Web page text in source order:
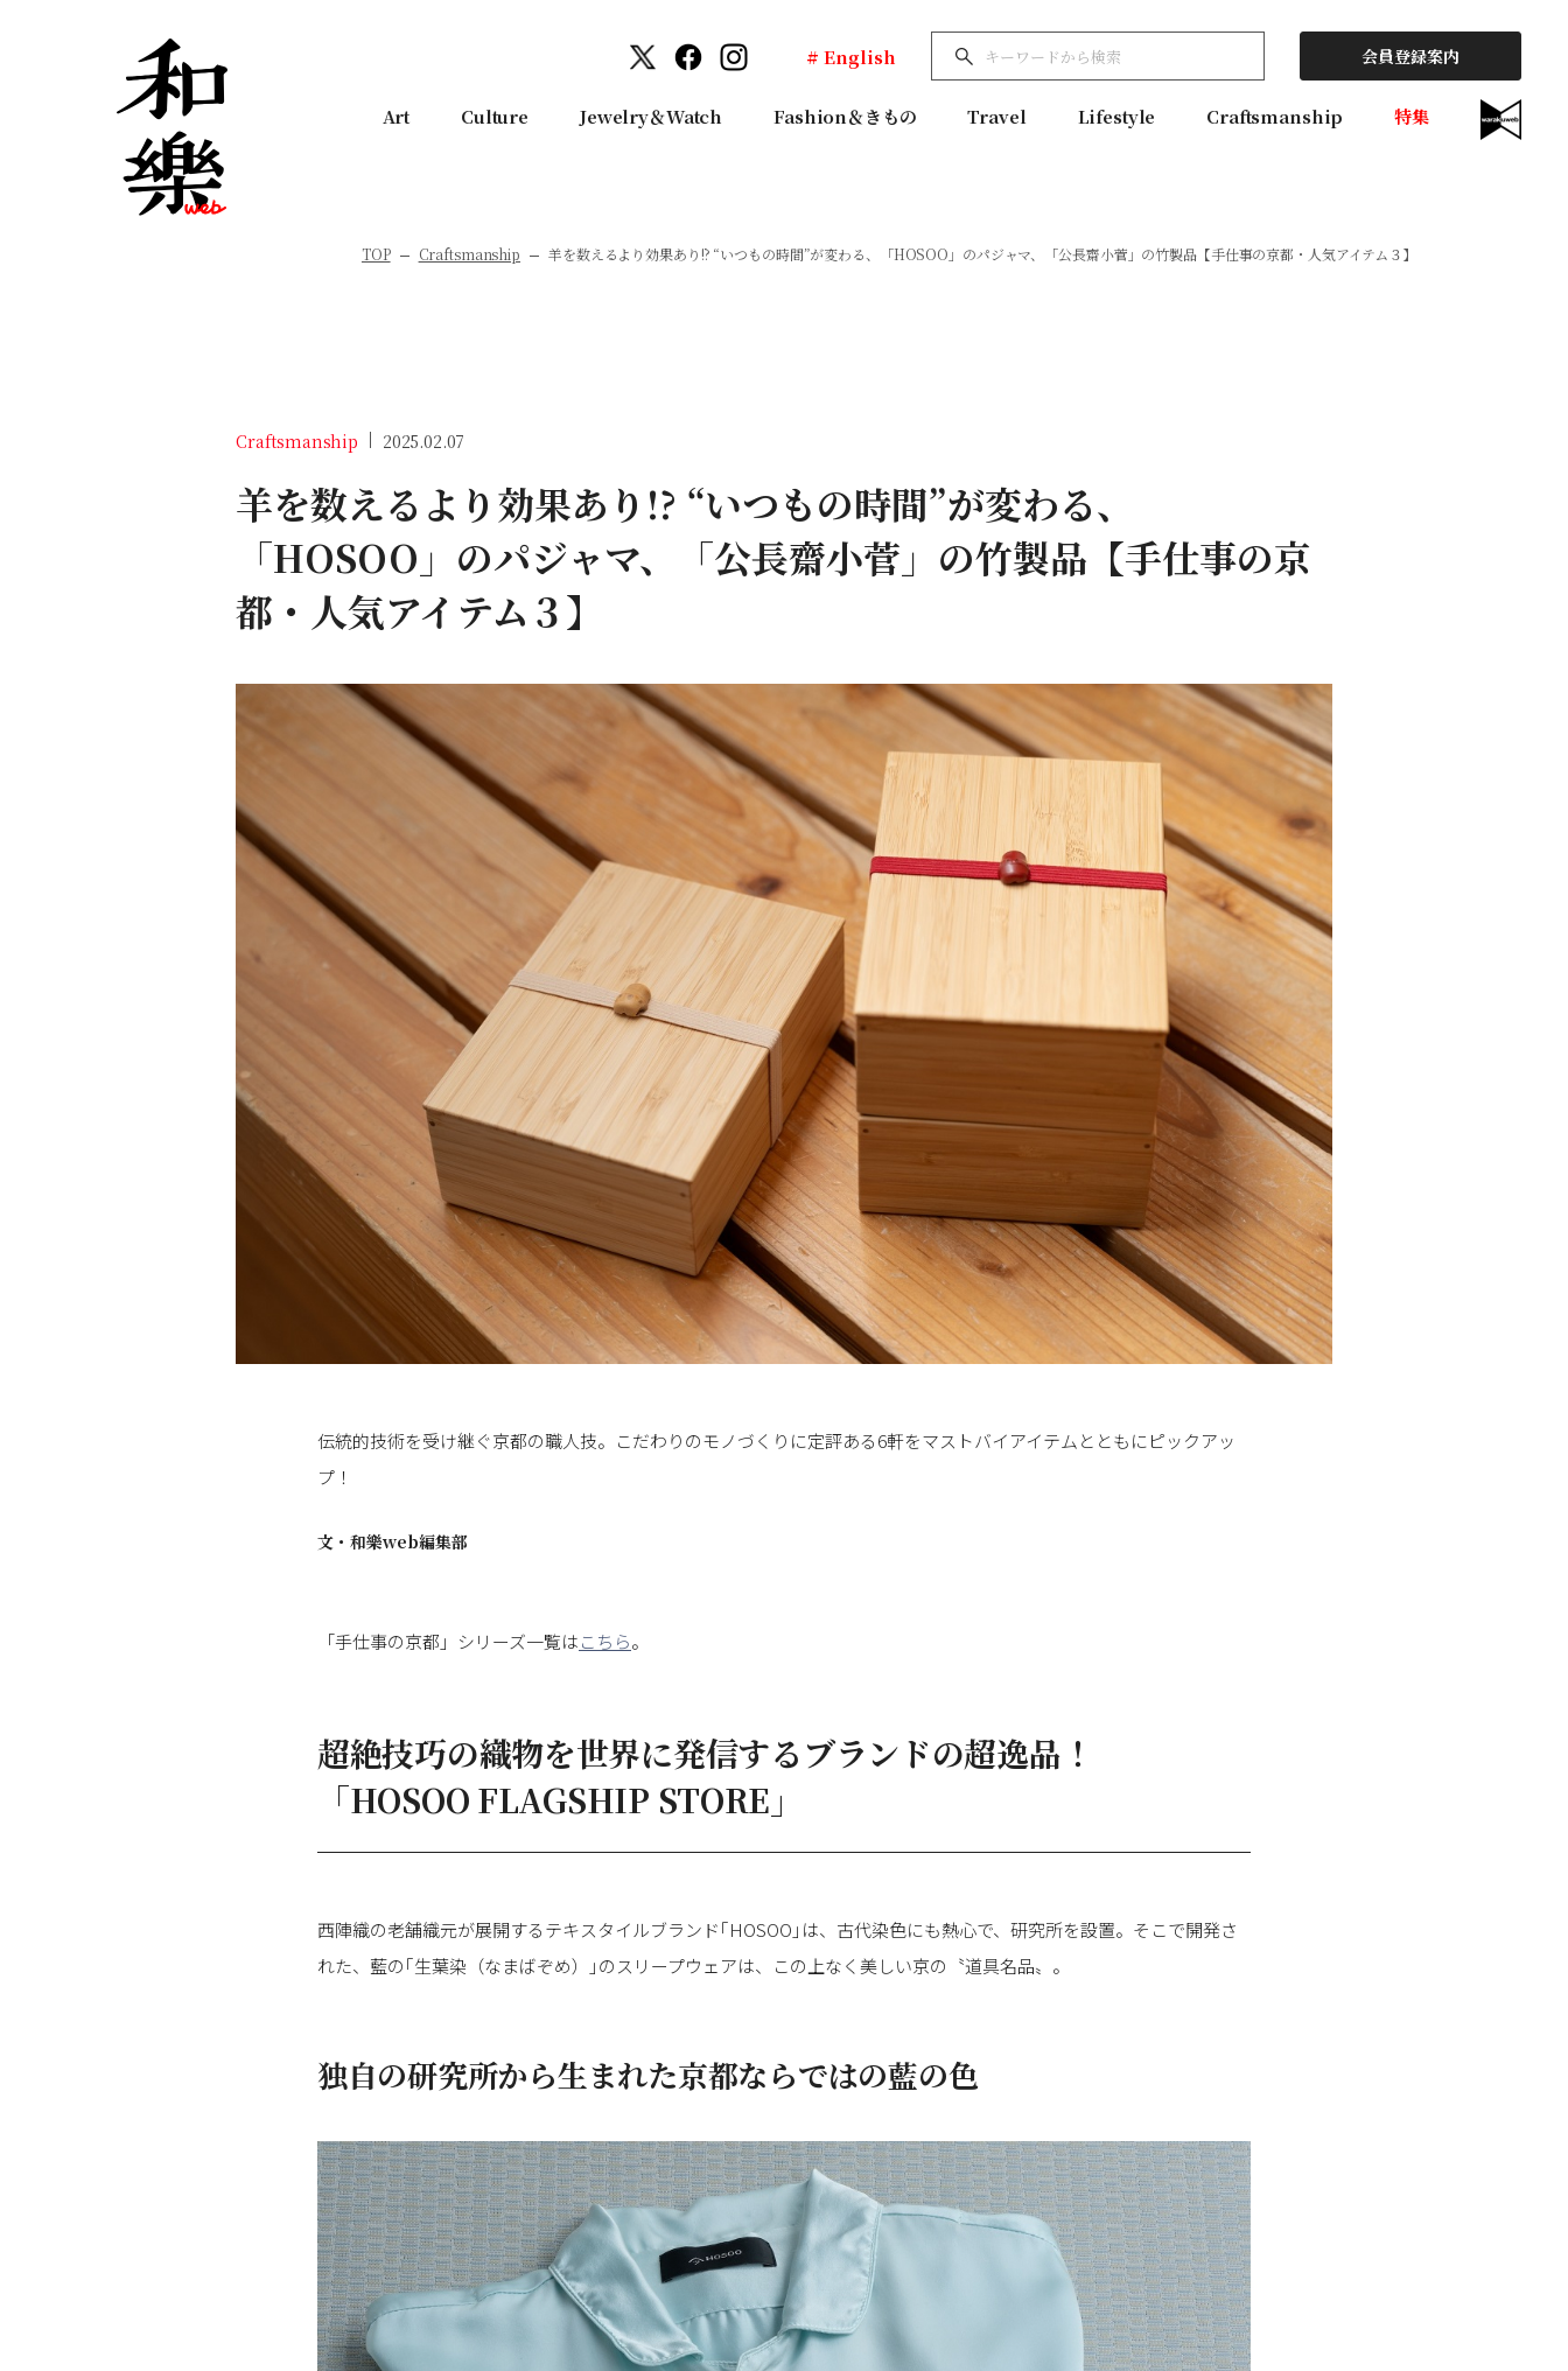
# English 会員登録案内
Art Culture Jewelry＆Watch Fashion＆きもの Travel Lifestyle Craftsmanship 特集
TOP Craftsmanship 羊を数えるより効果あり!? “いつもの時間”が変わる、「HOSOO」のパジャマ、「公長齋小菅」の竹製品【手仕事の京都・人気アイテム３】
Craftsmanship 2025.02.07
羊を数えるより効果あり!? “いつもの時間”が変わる、
「HOSOO」のパジャマ、「公長齋小菅」の竹製品【手仕事の京
都・人気アイテム３】
伝統的技術を受け継ぐ京都の職人技。こだわりのモノづくりに定評ある6軒をマストバイアイテムとともにピックアッ
プ！
文・ 和樂web編集部
「手仕事の京都」シリーズ一覧はこちら。
超絶技巧の織物を世界に発信するブランドの超逸品！
「HOSOO FLAGSHIP STORE」
西陣織の老舗織元が展開するテキスタイルブランド｢HOSOO｣は、古代染色にも熱心で、研究所を設置。そこで開発さ
れた、藍の｢生葉染（なまばぞめ）｣のスリープウェアは、この上なく美しい京の〝道具名品〟。
独自の研究所から生まれた京都ならではの藍の色